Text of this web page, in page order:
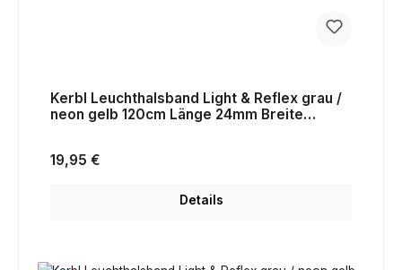
Kerbl Leuchthalsband Light & Reflex grau /
neon gelb 120cm Länge 24mm Breite
Regulärer Preis:
19,95 €
Details